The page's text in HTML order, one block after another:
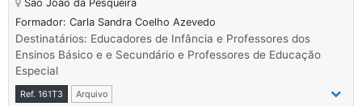
São João da Pesqueira
Formador: Carla Sandra Coelho Azevedo
Destinatários: Educadores de Infância e Professores dos
Ensinos Básico e e Secundário e Professores de Educação
Especial
Ref. 161T3 Arquivo